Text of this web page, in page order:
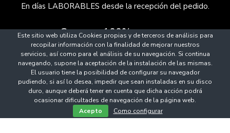
En días LABORABLES desde la recepción del pedido.
Compras 100% seguras
Pago online seguro con tarjetas bancarias.
0
Este sitio web utiliza Cookies propias y de terceros de análisis para
recopilar información con la finalidad de mejorar nuestros
servicios, así como para el análisis de su navegación. Si continua
navegando, supone la aceptación de la instalación de las mismas.
El usuario tiene la posibilidad de configurar su navegador
pudiendo, si así lo desea, impedir que sean instaladas en su disco
duro, aunque deberá tener en cuenta que dicha acción podrá
ocasionar dificultades de navegación de la página web.
Acepto
Como configurar